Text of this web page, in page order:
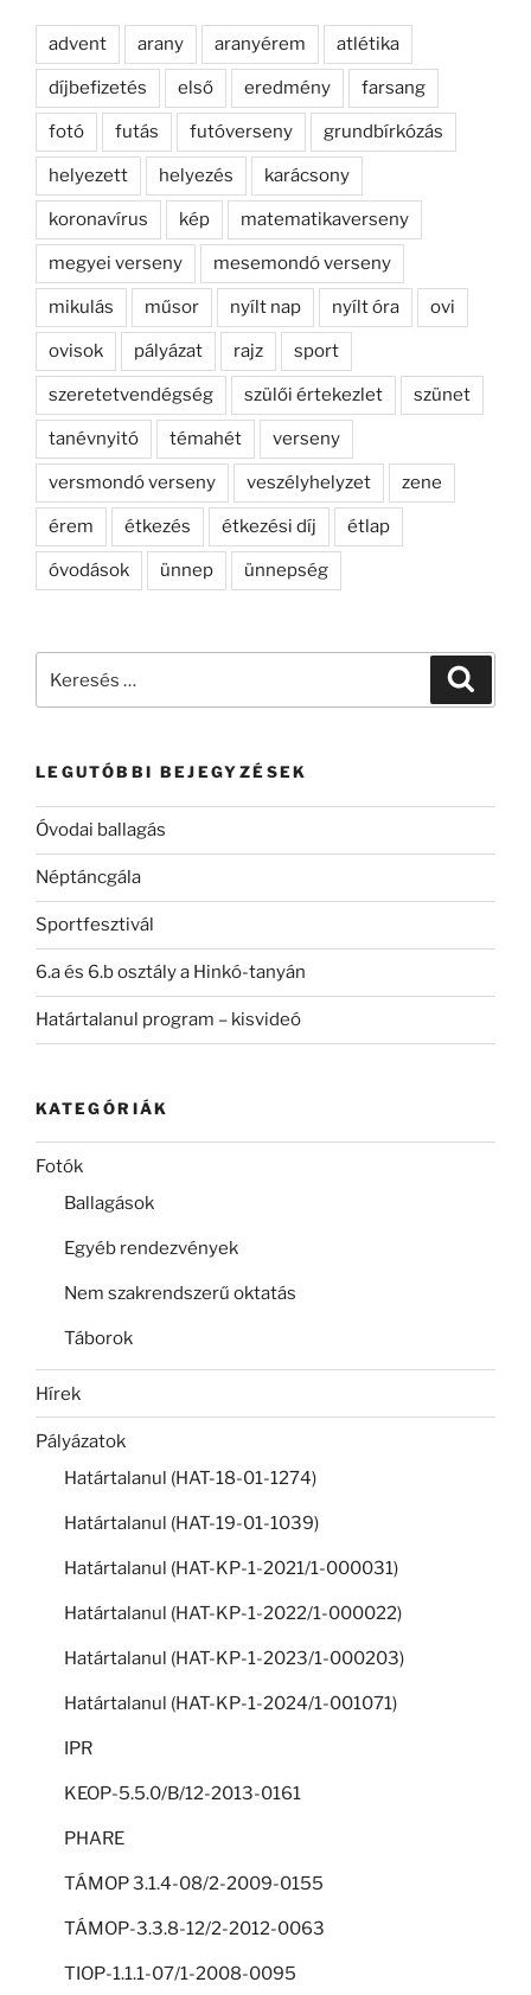
advent arany aranyérem atlétika
díjbefizetés első eredmény farsang
fotó futás futóverseny grundbírkózás
helyezett helyezés karácsony
koronavírus kép matematikaverseny
megyei verseny mesemondó verseny
mikulás műsor nyílt nap nyílt óra ovi
ovisok pályázat rajz sport
szeretetvendégség szülői értekezlet szünet
tanévnyitó témahét verseny
versmondó verseny veszélyhelyzet zene
érem étkezés étkezési díj étlap
óvodások ünnep ünnepség
LEGUTÓBBI BEJEGYZÉSEK
Óvodai ballagás
Néptáncgála
Sportfesztivál
6.a és 6.b osztály a Hinkó-tanyán
Határtalanul program – kisvideó
KATEGÓRIÁK
Fotók
Ballagások
Egyéb rendezvények
Nem szakrendszerű oktatás
Táborok
Hírek
Pályázatok
Határtalanul (HAT-18-01-1274)
Határtalanul (HAT-19-01-1039)
Határtalanul (HAT-KP-1-2021/1-000031)
Határtalanul (HAT-KP-1-2022/1-000022)
Határtalanul (HAT-KP-1-2023/1-000203)
Határtalanul (HAT-KP-1-2024/1-001071)
IPR
KEOP-5.5.0/B/12-2013-0161
PHARE
TÁMOP 3.1.4-08/2-2009-0155
TÁMOP-3.3.8-12/2-2012-0063
TIOP-1.1.1-07/1-2008-0095